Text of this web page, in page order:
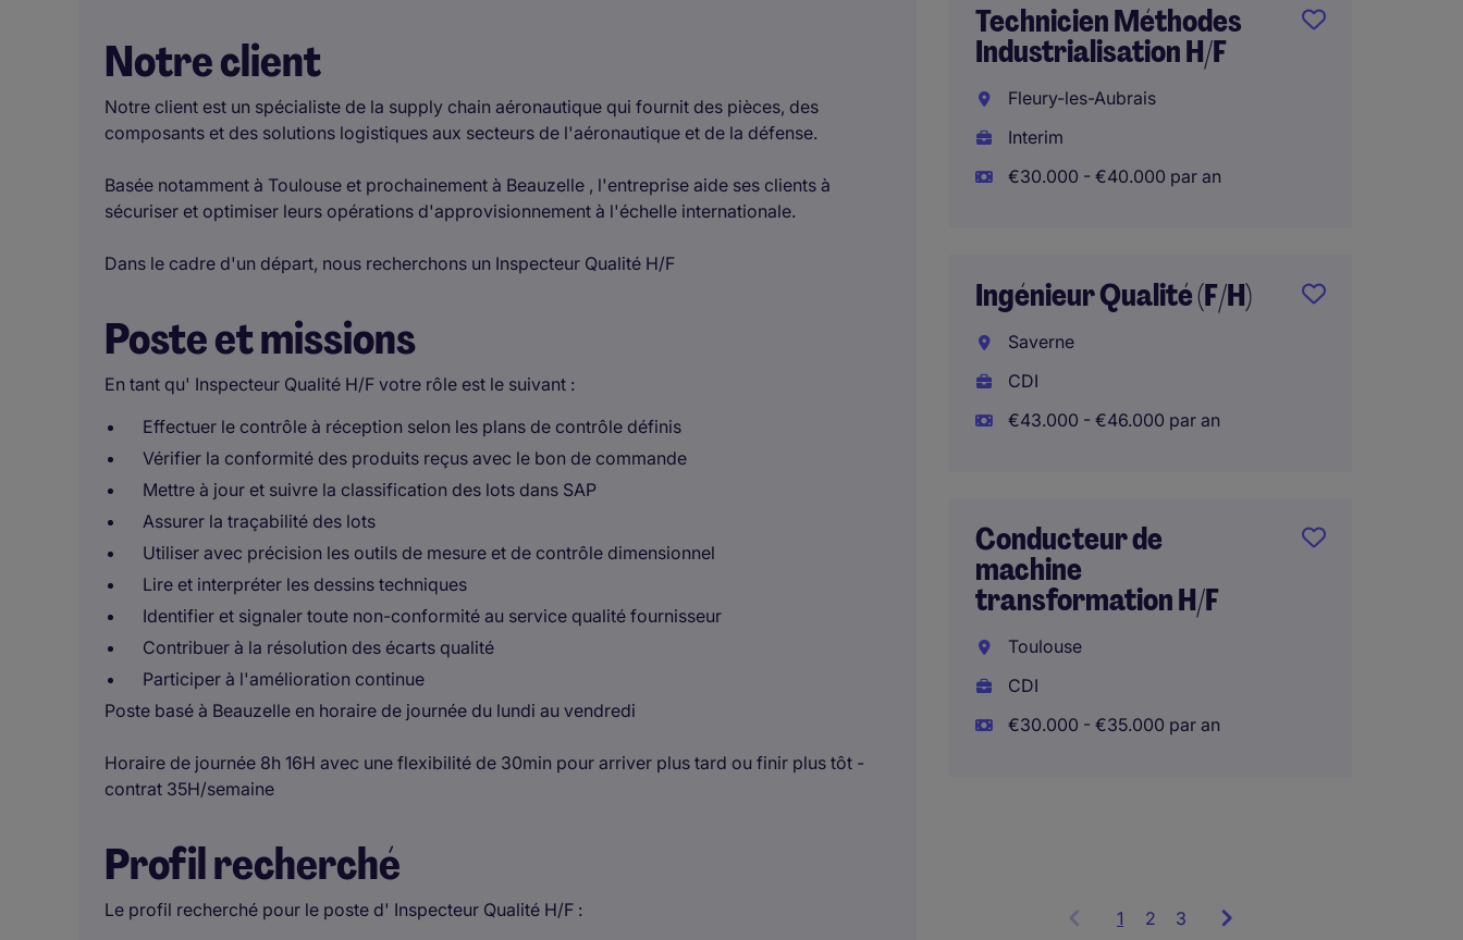
Notre client
Notre client est un spécialiste de la supply chain aéronautique qui fournit des pièces, des
composants et des solutions logistiques aux secteurs de l'aéronautique et de la défense.
Basée notamment à Toulouse et prochainement à Beauzelle , l'entreprise aide ses clients à
sécuriser et optimiser leurs opérations d'approvisionnement à l'échelle internationale.
Dans le cadre d'un départ, nous recherchons un Inspecteur Qualité H/F
Poste et missions
En tant qu' Inspecteur Qualité H/F votre rôle est le suivant :
Effectuer le contrôle à réception selon les plans de contrôle définis
Vérifier la conformité des produits reçus avec le bon de commande
Mettre à jour et suivre la classification des lots dans SAP
Assurer la traçabilité des lots
Utiliser avec précision les outils de mesure et de contrôle dimensionnel
Lire et interpréter les dessins techniques
Identifier et signaler toute non-conformité au service qualité fournisseur
Contribuer à la résolution des écarts qualité
Participer à l'amélioration continue
Poste basé à Beauzelle en horaire de journée du lundi au vendredi
Horaire de journée 8h 16H avec une flexibilité de 30min pour arriver plus tard ou finir plus tôt -
contrat 35H/semaine
Profil recherché
Le profil recherché pour le poste d' Inspecteur Qualité H/F :
Technicien Méthodes
Industrialisation H/F
Fleury-les-Aubrais
Interim
€30.000 - €40.000 par an
Ingénieur Qualité (F/H)
Saverne
CDI
€43.000 - €46.000 par an
Conducteur de
machine
transformation H/F
Toulouse
CDI
€30.000 - €35.000 par an
1 Showing
2 3